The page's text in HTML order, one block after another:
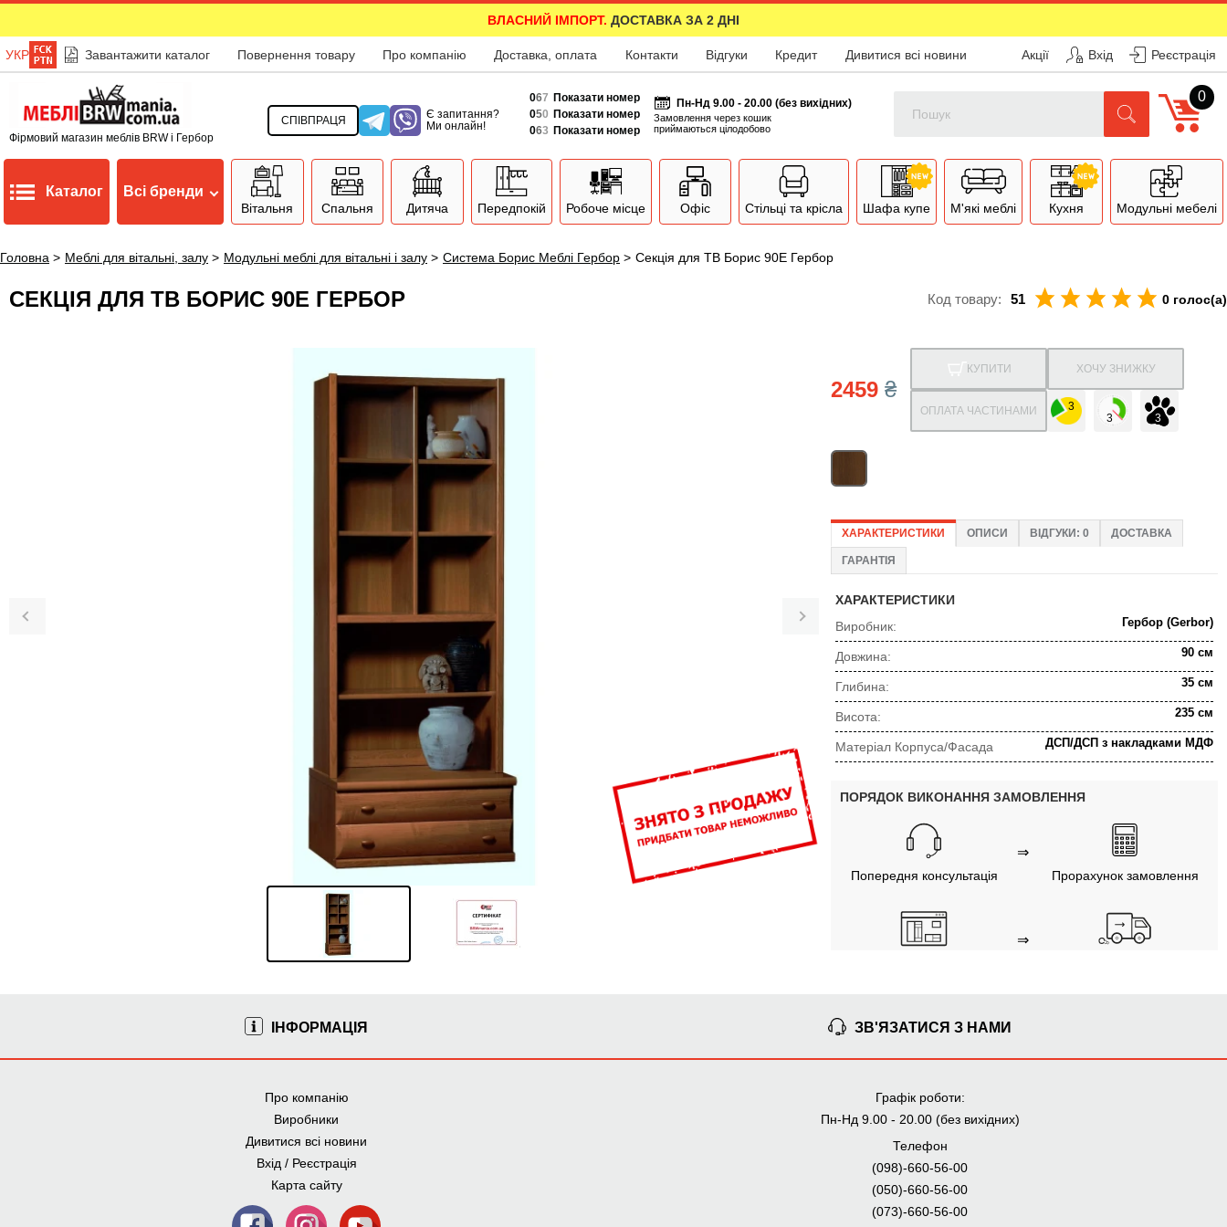
ВЛАСНИЙ ІМПОРТ. ДОСТАВКА ЗА 2 ДНІ
УКР Завантажити каталог Повернення товару Про компанію Доставка, оплата Контакти Відгуки Кредит Дивитися всі новини Акції Вхід Реєстрація
Фірмовий магазин меблів BRW і Гербор
СПІВПРАЦЯ
Є запитання?
Ми онлайн!
067 Показати номер
050 Показати номер
063 Показати номер
Пн-Нд 9.00 - 20.00 (без вихідних)
Замовлення через кошик
приймаються цілодобово
0
Каталог Всі бренди
Вітальня Спальня Дитяча Передпокій Робоче місце Офіс Стільці та крісла Шафа купе М'які меблі Кухня Модульні мебелі
Головна > Меблі для вітальні, залу > Модульні меблі для вітальні і залу > Система Борис Меблі Гербор > Секція для ТВ Борис 90E Гербор
СЕКЦІЯ ДЛЯ ТВ БОРИС 90E ГЕРБОР Код товару: 51 0 голос(а)
2459₴
КУПИТИ ХОЧУ ЗНИЖКУ
ОПЛАТА ЧАСТИНАМИ
ХАРАКТЕРИСТИКИ ОПИСИ ВІДГУКИ: 0 ДОСТАВКА
ГАРАНТІЯ
ХАРАКТЕРИСТИКИ
Виробник:
Гербор (Gerbor)
Довжина: 90 см
Глибина: 35 см
Висота: 235 см
Матеріал Корпуса/Фасада ДСП/ДСП з накладками МДФ
ПОРЯДОК ВИКОНАННЯ ЗАМОВЛЕННЯ
Попередня консультація
⇒
Прорахунок замовлення
⇒
меблів.
BRWMANIA.COM.UA
МЕБЛІ НА БУДЬ ЯКИЙ
СМАК
РЕШТУ ПРИ
ОТРИМАННІ
ІНФОРМАЦІЯ
Про компанію
Виробники
Дивитися всі новини
Вхід / Реєстрація
Карта сайту
ЗВ'ЯЗАТИСЯ З НАМИ
Графік роботи:
Пн-Нд 9.00 - 20.00 (без вихідних)
Телефон
(098)-660-56-00
(050)-660-56-00
(073)-660-56-00